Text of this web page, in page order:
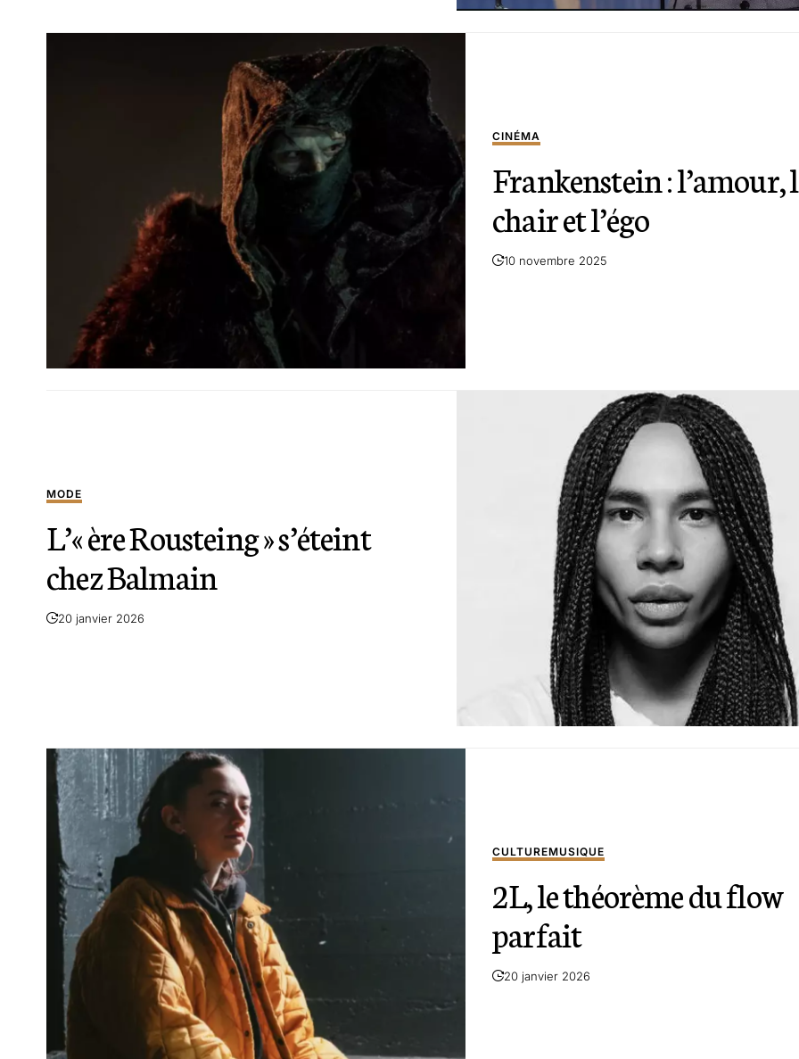
CINÉMA
Frankenstein : l’amour,
chair et l’égo
10 novembre 2025
MODE
L’« ère Rousteing » s’éteint
chez Balmain
20 janvier 2026
CULTUREMUSIQUE
2L, le théorème du flow
parfait
20 janvier 2026